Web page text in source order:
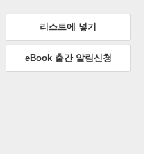
리스트에 넣기
eBook 출간 알림신청